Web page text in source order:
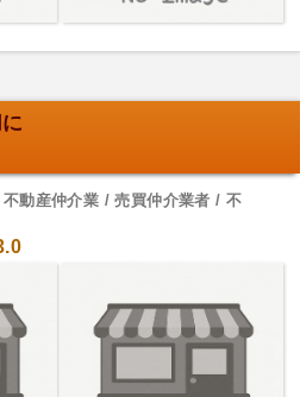
動産仲介業 / 売買仲介業者 / 不